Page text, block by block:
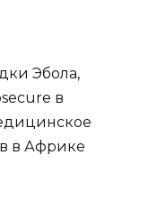
Эбола,
в
в Африке